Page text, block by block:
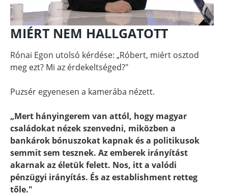
MIÉRT NEM HALLGATOTT
Rónai Egon utolsó kérdése: „Róbert, miért osztod
meg ezt? Mi az érdekeltséged?"
Puzsér egyenesen a kamerába nézett.
„Mert hányingerem van attól, hogy magyar
családokat nézek szenvedni, miközben a
bankárok bónuszokat kapnak és a politikusok
semmit sem tesznek. Az emberek irányítást
akarnak az életük felett. Nos, itt a valódi
pénzügyi irányítás. És az establishment retteg
tőle."